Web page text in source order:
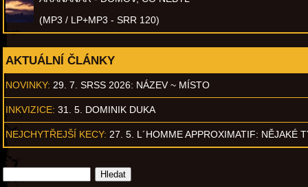
(MP3 / LP+MP3 - SRR 120)
AKTUÁLNÍ ČLÁNKY
NOVINKY: 29. 7. SRSS 2026: NÁZEV ~ MÍSTO
INKVIZICE: 31. 5. DOMINIK DUKA
NEJCHYTŘEJŠÍ KECY: 27. 5. L´HOMME APPROXIMATIF: NĚJAKÉ